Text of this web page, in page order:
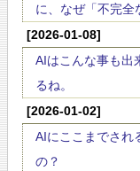
に、なぜ「不完全
[2026-01-08]
AIはこんな事も
るね。
[2026-01-02]
AIにここまでされ
の？